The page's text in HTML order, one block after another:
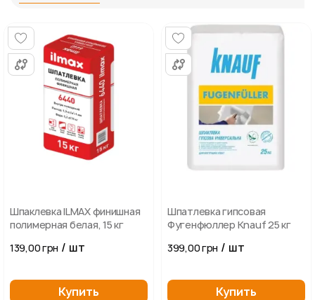
убыванию
Шпаклевка ILMAX финишная
полимерная белая, 15 кг
139,00 грн / шт
Купить
Шпатлевка гипсовая
Фугенфюллер Knauf 25 кг
399,00 грн / шт
Купить